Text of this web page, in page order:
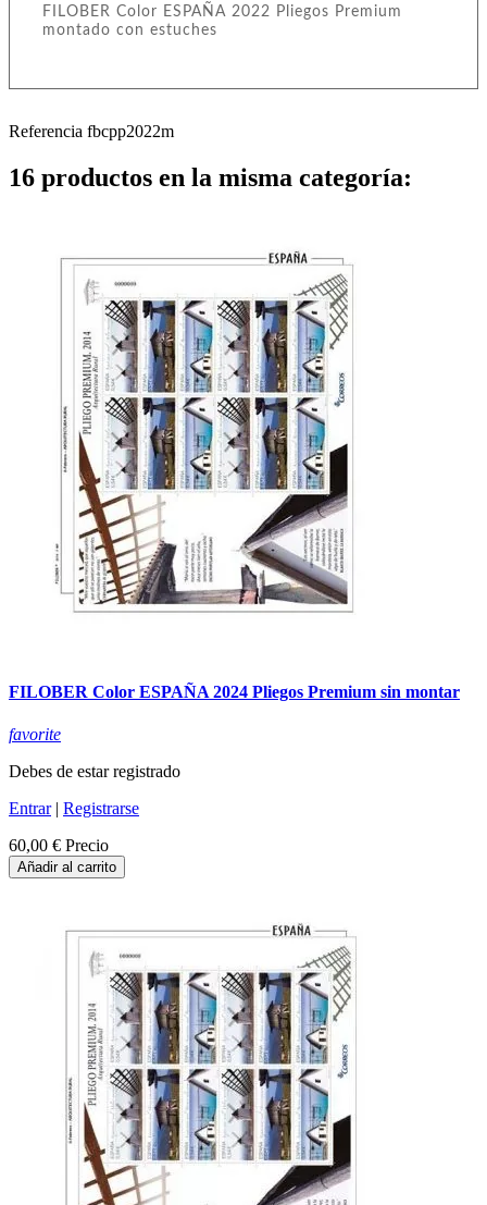
FILOBER Color ESPAÑA 2022 Pliegos Premium
montado con estuches
Referencia fbcpp2022m
16 productos en la misma categoría:
FILOBER Color ESPAÑA 2024 Pliegos Premium sin montar
favorite
Debes de estar registrado
Entrar| Registrarse
60,00 € Precio
Añadir al carrito